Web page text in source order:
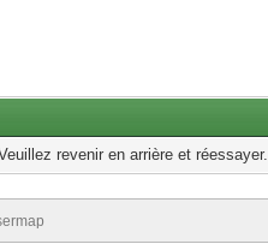
revenir en arrière et réessayer.